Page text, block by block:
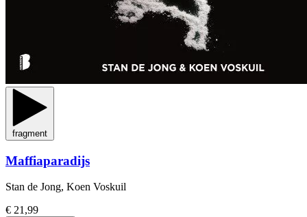
fragment
Maffiaparadijs
Stan de Jong, Koen Voskuil
€ 21,99